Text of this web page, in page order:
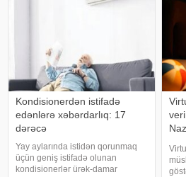
Kondisionerdən istifadə
edənlərə xəbərdarlıq: 17
dərəcə
Yay aylarında istidən qorunmaq
üçün geniş istifadə olunan
kondisionerlər ürək-damar